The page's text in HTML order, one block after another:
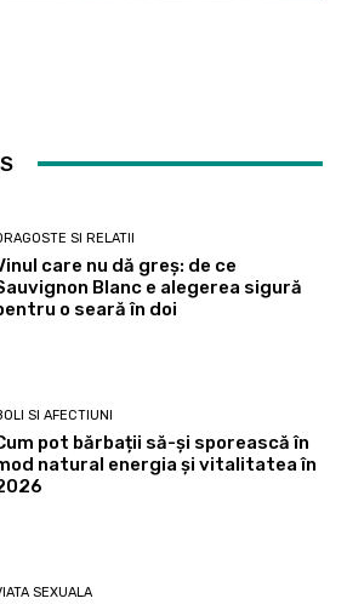
SI RELATII
care nu dă greș: de ce
Blanc e alegerea sigură
o seară în doi
SI AFECTIUNI
pot bărbații să-și sporească în
natural energia și vitalitatea în
SEXUALA